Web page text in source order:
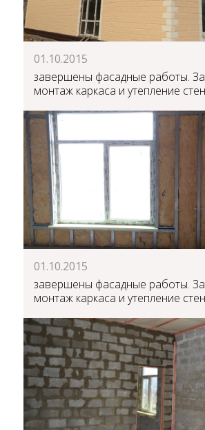
01.10.2015
завершены фасадные работы.
монтаж каркаса и утепление стен
01.10.2015
завершены фасадные работы.
монтаж каркаса и утепление стен